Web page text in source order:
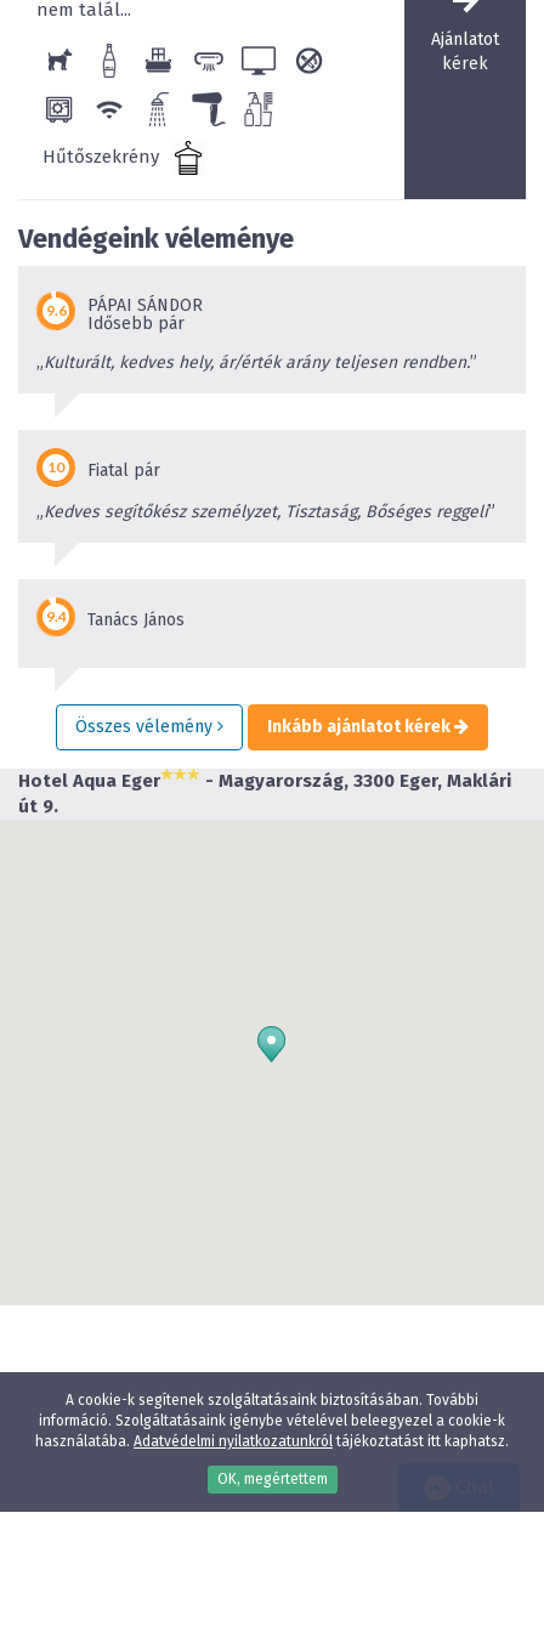
A cookie-k segítenek szolgáltatásaink biztosításában. További
információ. Szolgáltatásaink igénybe vételével beleegyezel a cookie-k
használatába. Adatvédelmi nyilatkozatunkróltájékoztatást itt kaphatsz.
OK, megértettem
nem talál...
Hűtőszekrény
Ajánlatot
kérek
Vendégeink véleménye
PÁPAI SÁNDOR
Idősebb pár
„Kulturált, kedves hely, ár/érték arány teljesen rendben.”
Fiatal pár
„Kedves segítőkész személyzet, Tisztaság, Bőséges reggeli”
Tanács János
Összes vélemény Inkább ajánlatot kérek
Hotel Aqua Eger
- Magyarország, 3300 Eger, Maklári
út 9.